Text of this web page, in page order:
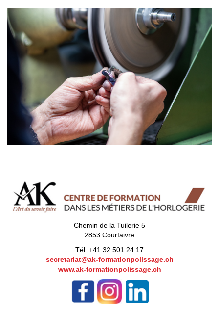
Chemin de la Tuilerie 5
2853 Courfaivre
Tél. +41 32 501 24 17
secretariat@ak-formationpolissage.ch
www.ak-formationpolissage.ch